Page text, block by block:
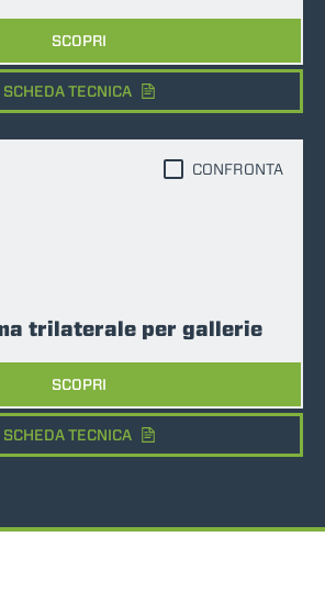
SCOPRI
SCHEDA TECNICA
trilaterale per gallerie
SCOPRI
CONFRONTA
SCHEDA TECNICA